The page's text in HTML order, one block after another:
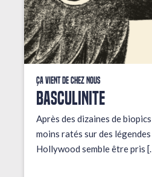
Ça vient de chez nous
BASCULINITE
Après des dizaines de
moins ratés sur des légendes
Hollywood semble être pris